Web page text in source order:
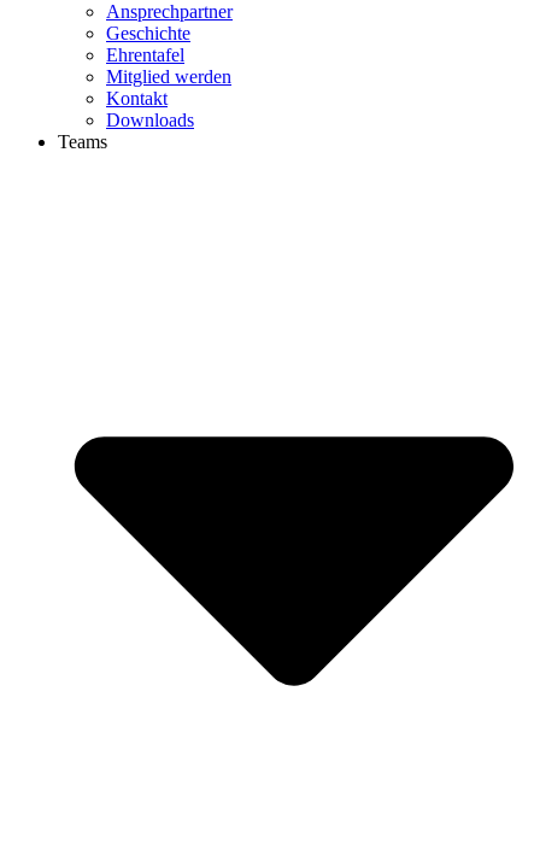
Ansprechpartner
Geschichte
Ehrentafel
Mitglied werden
Kontakt
Downloads
Teams